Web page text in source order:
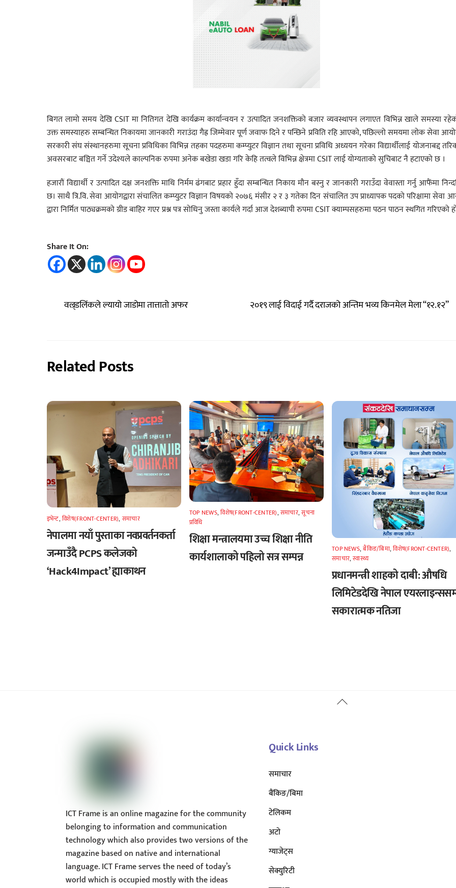
बिगत लामो समय देखि CSIT मा नितिगत देखि कार्यक्रम कार्यान्वयन र उत्पादित जनशक्तिको बजार व्यवस्थापन लगाएत विभिन्न खाले समस्या
उक्त समस्याहरु सम्बन्धित निकायमा जानकारी गराउंदा गैह्र जिम्मेवार पूर्ण जवाफ दिने र पन्छिने प्रविति रहि आएको, पछिल्लो समयमा लोक सेवा
सरकारी संघ संस्थानहरुमा सूचना प्रविधिका विभिन्न तहका पदहरुमा कम्प्युटर विज्ञान तथा सूचना प्रविधि अध्ययन गरेका विद्यार्थीलाई योजनाबद्द
अवसरबाट बञ्चित गर्ने उदेश्यले काल्पनिक रुपमा अनेक बखेडा खडा गरि केहि तत्वले विभिन्न क्षेत्रमा CSIT लाई योग्यताको सुचिबाट नै हटाएको छ ।
हजारौं विद्यार्थी र उत्पादित दक्ष जनशक्ति माथि निर्मम ढंगबाट प्रहार हुँदा सम्बन्धित निकाय मौन बस्नु र जानकारी गराउँदा वेवास्ता गर्नु आफैंमा
छ। साथै त्रि.वि. सेवा आयोगद्वारा संचालित कम्प्युटर विज्ञान विषयको २०७६ मंसीर २ र ३ गतेका दिन संचालित उप प्राध्यापक पदको परिक्षामा सेवा
द्वारा निर्मित पाठ्यक्रमको ग्रीड बाहिर गएर प्रश्न पत्र सोधिनु जस्ता कार्यले गर्दा आज देशब्यापी रुपमा CSIT क्याम्पसहरुमा पठन पाठन स्थगित गरिएको
Share It On:
वल्र्डलिंकले ल्यायो जाडोमा तात्तातो अफर २०१९ लाई विदाई गर्दै दराजको अन्तिम भव्य किनमेल मेला “१२.१२”
Related Posts
इभेन्ट,विशेष(FRONT-CENTER), समाचार
नेपालमा नयाँ पुस्ताका नवप्रवर्तनकर्ता
जन्माउँदै PCPS कलेजको
‘Hack4Impact’ ह्याकाथन
TOP NEWS,विशेष(FRONT-CENTER),समाचार,सूचना
प्रविधि
शिक्षा मन्त्रालयमा उच्च शिक्षा नीति
कार्यशालाको पहिलो सत्र सम्पन्न
TOP NEWS,बैंकिङ/बिमा,विशेष(FRONT-CENTER),
समाचार,स्वास्थ्य
प्रधानमन्त्री शाहको दाबी: औषधि
लिमिटेडदेखि नेपाल
सकारात्मक नतिजा
Back
ICT Frame is an online magazine for the community
belonging to information and communication
technology which also provides two versions of the
magazine based on native and international
language. ICT Frame serves the need of today’s
world which is occupied mostly with the ideas
Quick Links
समाचार
बैंकिङ/बिमा
टेलिकम
अटाे
ग्याजेट्स
सेक्युरिटी